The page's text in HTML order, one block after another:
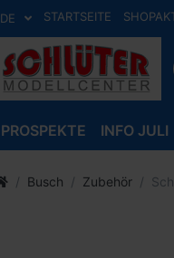
DE STARTSEITE
PROSPEKTE INFO JULI
Busch Zubehör